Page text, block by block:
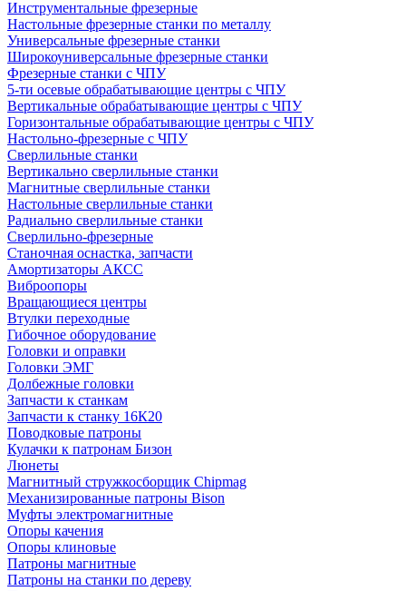
Инструментальные фрезерные
Настольные фрезерные станки по металлу
Универсальные фрезерные станки
Широкоуниверсальные фрезерные станки
Фрезерные станки с ЧПУ
5-ти осевые обрабатывающие центры с ЧПУ
Вертикальные обрабатывающие центры с ЧПУ
Горизонтальные обрабатывающие центры с ЧПУ
Настольно-фрезерные с ЧПУ
Сверлильные станки
Вертикально сверлильные станки
Магнитные сверлильные станки
Настольные сверлильные станки
Радиально сверлильные станки
Сверлильно-фрезерные
Станочная оснастка, запчасти
Амортизаторы АКСС
Виброопоры
Вращающиеся центры
Втулки переходные
Гибочное оборудование
Головки и оправки
Головки ЭМГ
Долбежные головки
Запчасти к станкам
Запчасти к станку 16К20
Поводковые патроны
Кулачки к патронам Бизон
Люнеты
Магнитный стружкосборщик Chipmag
Механизированные патроны Bison
Муфты электромагнитные
Опоры качения
Опоры клиновые
Патроны магнитные
Патроны на станки по дереву